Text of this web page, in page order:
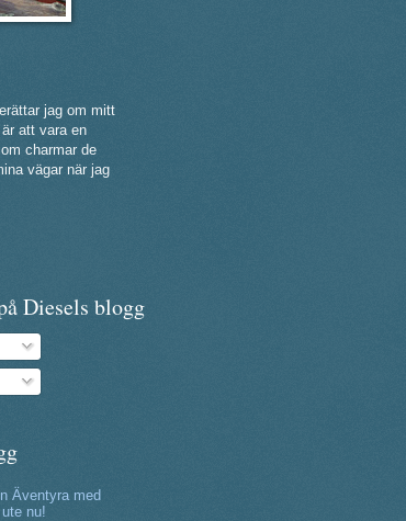
jag om mitt
att vara en
charmar de
vägar när jag
Diesels blogg
Äventyra med
ute nu!